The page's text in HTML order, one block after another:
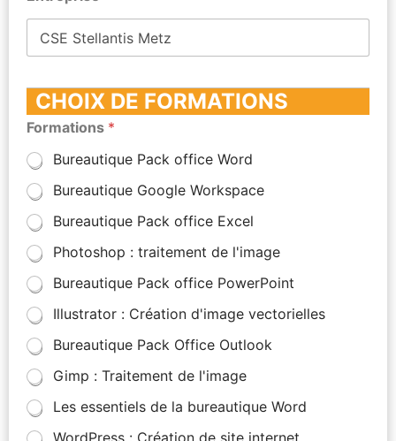
CHOIX DE FORMATIONS
Formations *
Bureautique Pack office Word
Bureautique Google Workspace
Bureautique Pack office Excel
Photoshop : traitement de l'image
Bureautique Pack office PowerPoint
Illustrator : Création d'image vectorielles
Bureautique Pack Office Outlook
Gimp : Traitement de l'image
Les essentiels de la bureautique Word